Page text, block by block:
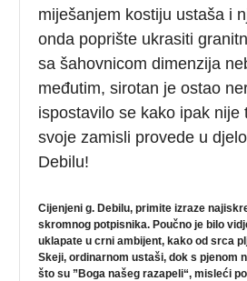
miješanjem kostiju ustaša i
onda poprište ukrasiti
sa šahovnicom dimenzija
međutim, sirotan je ostao
ispostavilo se kako ipak nije
svoje zamisli provede u
Debilu!
Cijenjeni g. Debilu, primite izraze
skromnog potpisnika. Poučno je bilo
uklapate u crni ambijent, kako od srca
Skeji, ordinarnom ustaši, dok s pjenom
što su ”Boga našeg razapeli“, misleći